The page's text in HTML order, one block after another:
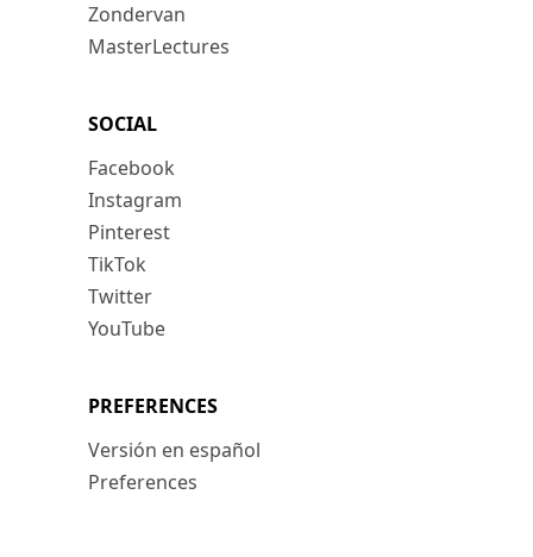
Zondervan
MasterLectures
SOCIAL
Facebook
Instagram
Pinterest
TikTok
Twitter
YouTube
PREFERENCES
Versión en español
Preferences